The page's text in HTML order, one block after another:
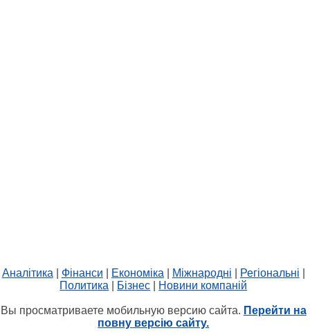
Аналітика Фінанси Економіка Міжнародні Регіональні
Политика
Бізнес Новини компаній
Вы просматриваете мобильную версию сайта. Перейти на
повну версію сайту.